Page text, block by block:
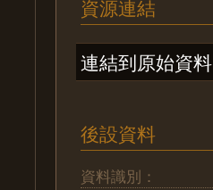
資源連結
連結到原始資料
後設資料
資料識別：